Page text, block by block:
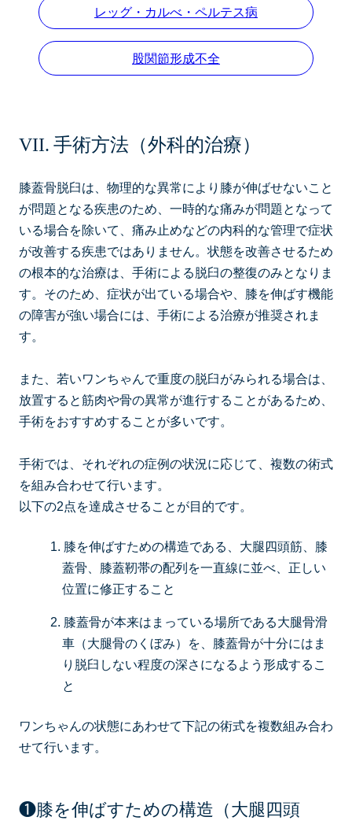
レッグ・カルべ・ペルテス病
股関節形成不全
手術方法（外科的治療）
膝蓋骨脱臼は、物理的な異常により膝が伸ばせないこと
が問題となる疾患のため、一時的な痛みが問題となって
いる場合を除いて、痛み止めなどの内科的な管理で症状
が改善する疾患ではありません。状態を改善させるため
の根本的な治療は、手術による脱臼の整復のみとなりま
す。そのため、症状が出ている場合や、膝を伸ばす機能
の障害が強い場合には、手術による治療が推奨されま
す。
また、若いワンちゃんで重度の脱臼がみられる場合は、
放置すると筋肉や骨の異常が進行することがあるため、
手術をおすすめすることが多いです。
手術では、それぞれの症例の状況に応じて、複数の術式
を組み合わせて行います。
以下の2点を達成させることが目的です。
1. 膝を伸ばすための構造である、大腿四頭筋、膝
蓋骨、膝蓋靭帯の配列を一直線に並べ、正しい
位置に修正すること
2. 膝蓋骨が本来はまっている場所である大腿骨滑
車（大腿骨のくぼみ）を、膝蓋骨が十分にはま
り脱臼しない程度の深さになるよう形成するこ
と
ワンちゃんの状態にあわせて下記の術式を複数組み合わ
せて行います。
❶膝を伸ばすための構造（大腿四頭